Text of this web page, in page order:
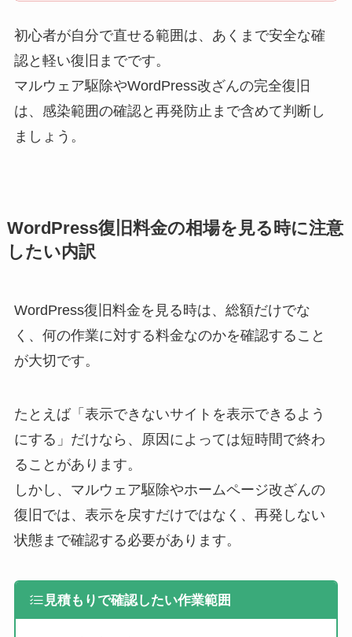
初心者が自分で直せる範囲は、あくまで安全な確
認と軽い復旧までです。
マルウェア駆除やWordPress改ざんの完全復旧
は、感染範囲の確認と再発防止まで含めて判断し
ましょう。
WordPress復旧料金の相場を見る時に注意
したい内訳
WordPress復旧料金を見る時は、総額だけでな
く、何の作業に対する料金なのかを確認すること
が大切です。
たとえば「表示できないサイトを表示できるよう
にする」だけなら、原因によっては短時間で終わ
ることがあります。
しかし、マルウェア駆除やホームページ改ざんの
復旧では、表示を戻すだけではなく、再発しない
状態まで確認する必要があります。
見積もりで確認したい作業範囲